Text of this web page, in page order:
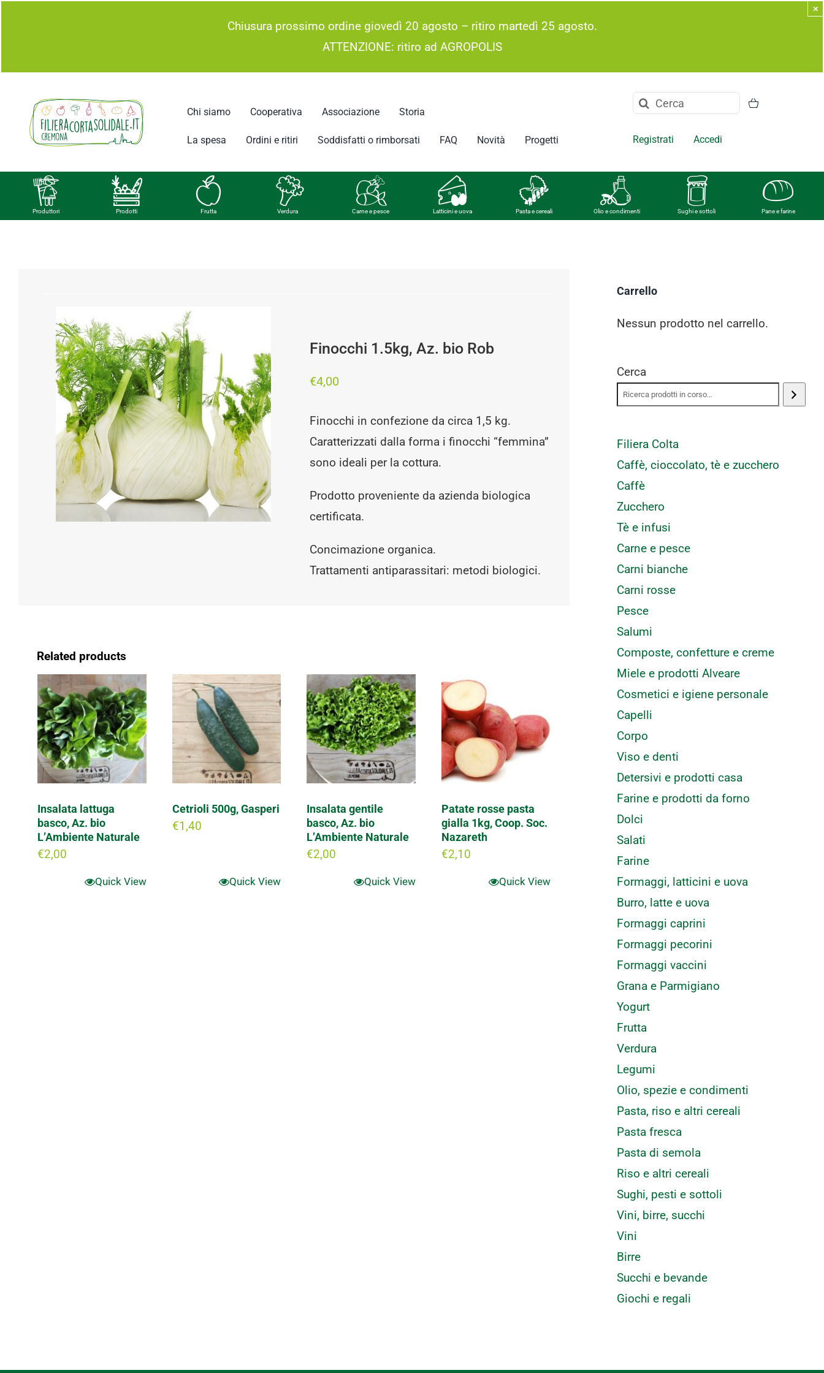
Chiusura prossimo ordine giovedì 20 agosto – ritiro martedì 25 agosto.
ATTENZIONE: ritiro ad AGROPOLIS
×
Chi siamo Cooperativa Associazione Storia
La spesa Ordini e ritiri Soddisfatti o rimborsati FAQ Novità Progetti
Cerca
Registrati Accedi
Produttori Prodotti Frutta Verdura Carne e pesce Latticini e uova Pasta e cereali Olio e condimenti Sughi e sottoli Pane e farine
Finocchi 1.5kg, Az. bio Rob
€4,00
Finocchi in confezione da circa 1,5 kg.
Caratterizzati dalla forma i finocchi “femmina”
sono ideali per la cottura.
Prodotto proveniente da azienda biologica
certificata.
Concimazione organica.
Trattamenti antiparassitari: metodi biologici.
Related products
Insalata lattuga
basco, Az. bio
L’Ambiente Naturale
€2,00
Quick View
Cetrioli 500g, Gasperi
€1,40
Quick View
Insalata gentile
basco, Az. bio
L’Ambiente Naturale
€2,00
Quick View
Patate rosse pasta
gialla 1kg, Coop. Soc.
Nazareth
€2,10
Quick View
Carrello
Nessun prodotto nel carrello.
Cerca
Filiera Colta
Caffè, cioccolato, tè e zucchero
Caffè
Zucchero
Tè e infusi
Carne e pesce
Carni bianche
Carni rosse
Pesce
Salumi
Composte, confetture e creme
Miele e prodotti Alveare
Cosmetici e igiene personale
Capelli
Corpo
Viso e denti
Detersivi e prodotti casa
Farine e prodotti da forno
Dolci
Salati
Farine
Formaggi, latticini e uova
Burro, latte e uova
Formaggi caprini
Formaggi pecorini
Formaggi vaccini
Grana e Parmigiano
Yogurt
Frutta
Verdura
Legumi
Olio, spezie e condimenti
Pasta, riso e altri cereali
Pasta fresca
Pasta di semola
Riso e altri cereali
Sughi, pesti e sottoli
Vini, birre, succhi
Vini
Birre
Succhi e bevande
Giochi e regali